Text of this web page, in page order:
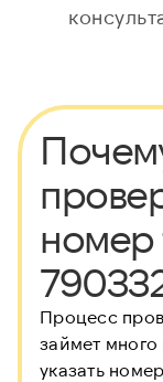
номер
Процесс
займет
указать